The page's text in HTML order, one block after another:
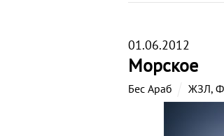
01.06.2012
Морское
Бес Араб ЖЗЛ,